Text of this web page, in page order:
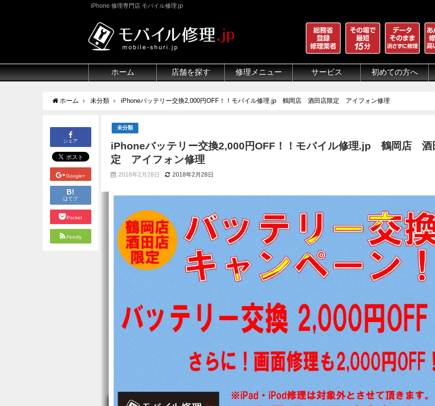
iPhone 修理専門店 モバイル修理.jp
ホーム 店舗を探す 修理メニュー サービス 初めての方へ
ホーム 未分類 iPhoneバッテリー交換2,000円OFF！！モバイル修理.jp 鶴岡店 酒田店限定 アイフォン修理
シェア
Google+
B!
はてブ
Pocket
Feedly
未分類
iPhoneバッテリー交換2,000円OFF！！モバイル修理.jp 鶴岡店 酒
定 アイフォン修理
2018年2月28日 2018年2月28日